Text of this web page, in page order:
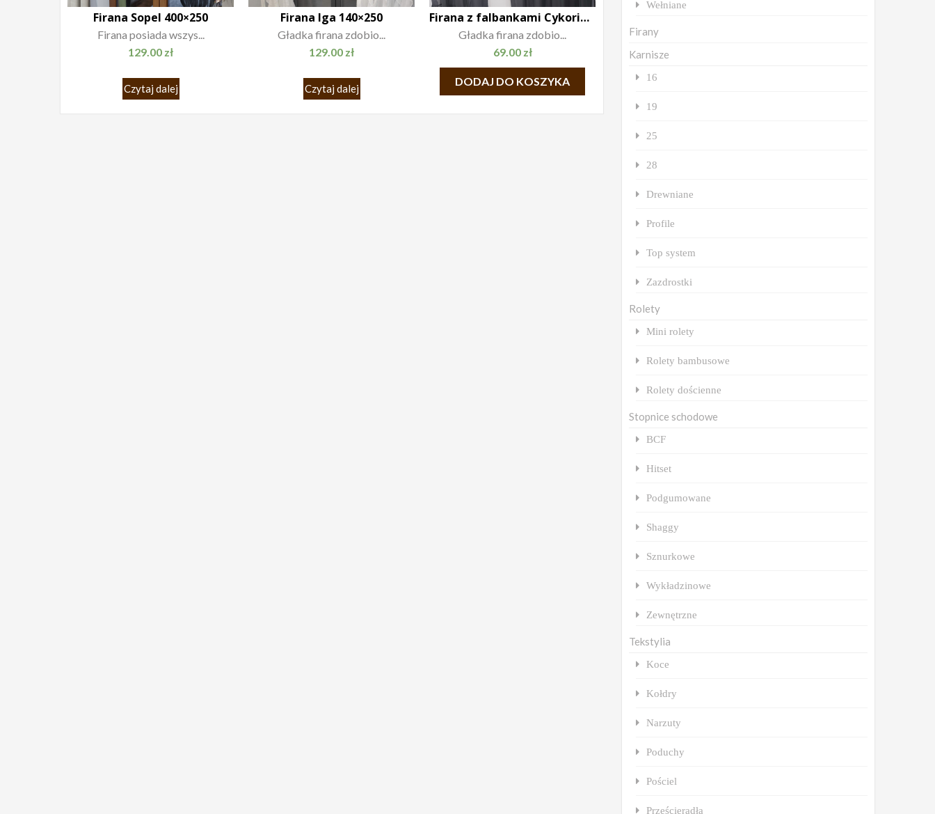
Firana Sopel 400×250
Firana posiada wszys...
129.00 zł
Czytaj dalej
Firana Iga 140×250
Gładka firana zdobio...
129.00 zł
Czytaj dalej
Firana z falbankami Cykoria 140×250
Gładka firana zdobio...
69.00 zł
DODAJ DO KOSZYKA
Wełniane
Firany
Karnisze
16
19
25
28
Drewniane
Profile
Top system
Zazdrostki
Rolety
Mini rolety
Rolety bambusowe
Rolety dościenne
Stopnice schodowe
BCF
Hitset
Podgumowane
Shaggy
Sznurkowe
Wykładzinowe
Zewnętrzne
Tekstylia
Koce
Kołdry
Narzuty
Poduchy
Pościel
Prześcieradła